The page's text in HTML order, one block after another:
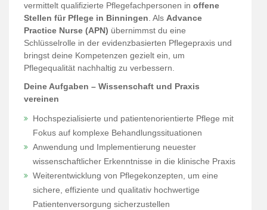
vermittelt qualifizierte Pflegefachpersonen in offene
Stellen für Pflege in Binningen . Als Advance
Practice Nurse (APN) übernimmst du eine
Schlüsselrolle in der evidenzbasierten Pflegepraxis und
bringst deine Kompetenzen gezielt ein, um
Pflegequalität nachhaltig zu verbessern.
Deine Aufgaben – Wissenschaft und Praxis
vereinen
Hochspezialisierte und patientenorientierte Pflege mit
Fokus auf komplexe Behandlungssituationen
Anwendung und Implementierung neuester
wissenschaftlicher Erkenntnisse in die klinische Praxis
Weiterentwicklung von Pflegekonzepten, um eine
sichere, effiziente und qualitativ hochwertige
Patientenversorgung sicherzustellen